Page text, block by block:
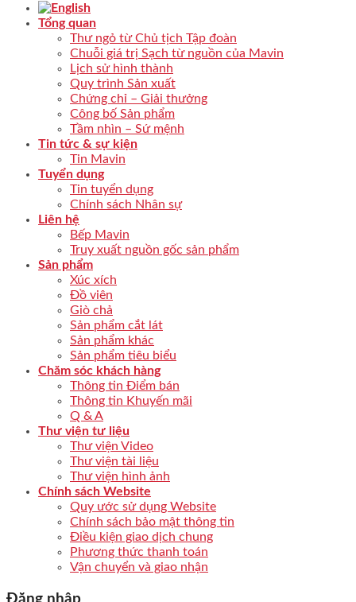
Tổng quan
Thư ngỏ từ Chủ tịch Tập đoàn
Chuỗi giá trị Sạch từ nguồn của Mavin
Lịch sử hình thành
Quy trình Sản xuất
Chứng chỉ – Giải thưởng
Công bố Sản phẩm
Tầm nhìn – Sứ mệnh
Tin tức & sự kiện
Tin Mavin
Tuyển dụng
Tin tuyển dụng
Chính sách Nhân sự
Liên hệ
Bếp Mavin
Truy xuất nguồn gốc sản phẩm
Sản phẩm
Xúc xích
Đồ viên
Giò chả
Sản phẩm cắt lát
Sản phẩm khác
Sản phẩm tiêu biểu
Chăm sóc khách hàng
Thông tin Điểm bán
Thông tin Khuyến mãi
Q & A
Thư viện tư liệu
Thư viện Video
Thư viện tài liệu
Thư viện hình ảnh
Chính sách Website
Quy ước sử dụng Website
Chính sách bảo mật thông tin
Điều kiện giao dịch chung
Phương thức thanh toán
Vận chuyển và giao nhận
Đăng nhập